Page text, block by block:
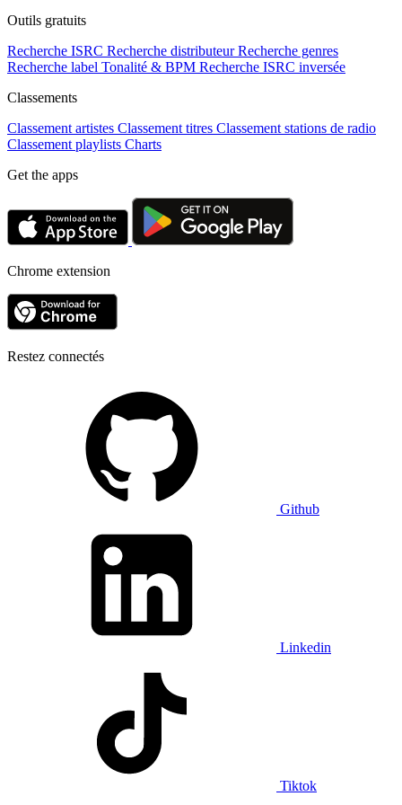
Outils gratuits
Recherche ISRC Recherche distributeur Recherche genres
Recherche label Tonalité & BPM Recherche ISRC inversée
Classements
Classement artistes Classement titres Classement stations de radio
Classement playlists Charts
Get the apps
Chrome extension
Restez connectés
Github
Linkedin
Tiktok